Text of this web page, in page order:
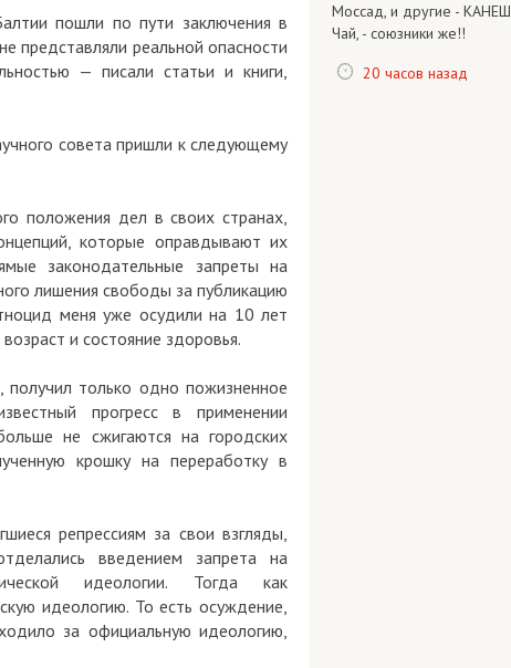
пошли по пути заключения в
представляли реальной опасности
— писали статьи и книги,
совета пришли к следующему
положения дел в своих странах,
которые оправдывают их
законодательные запреты на
лишения свободы за публикацию
меня уже осудили на 10 лет
и состояние здоровья.
только одно пожизненное
прогресс в применении
не сжигаются на городских
крошку на переработку в
репрессиям за свои взгляды,
введением запрета на
идеологии. Тогда как
идеологию. То есть осуждение,
за официальную идеологию,
Моссад, и другие -
Чай, - союзники же!!
20 часов назад